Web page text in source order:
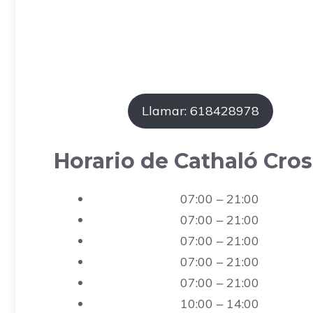
Llamar: 618428978
Horario de Cathaló
07:00 – 21:00
07:00 – 21:00
07:00 – 21:00
07:00 – 21:00
07:00 – 21:00
10:00 – 14:00